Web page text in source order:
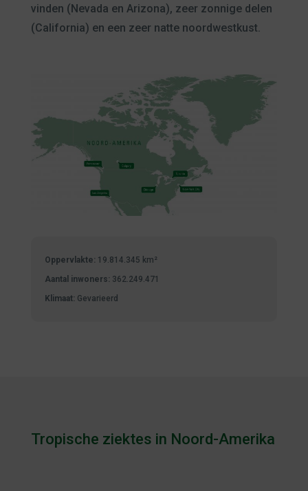
vinden (Nevada en Arizona), zeer zonnige delen
(California) en een zeer natte noordwestkust.
Oppervlakte: 19.814.345 km²
Aantal inwoners: 362.249.471
Klimaat: Gevarieerd
Tropische ziektes in Noord-Amerika